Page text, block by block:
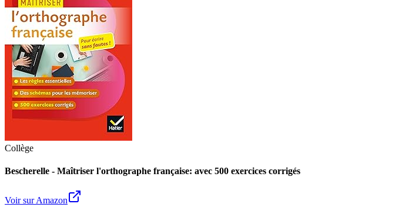
Collège
Bescherelle - Maîtriser l'orthographe française: avec 500 exercices corrigés
Voir sur Amazon